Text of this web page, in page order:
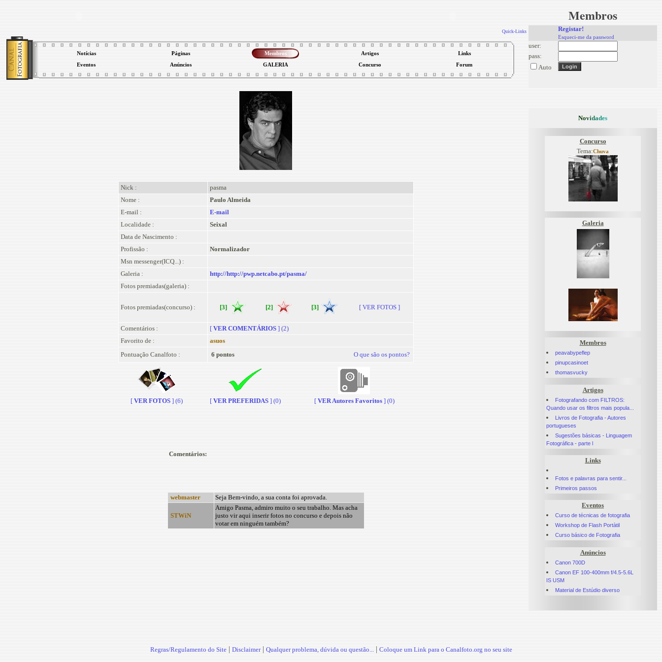
Quick-Links
Notícias Páginas Membros Artigos Links
Eventos Anúncios GALERIA Concurso Forum
Nick :
pasma
Nome :
Paulo Almeida
E-mail :
E-mail
Localidade :
Seixal
Data de Nascimento :
Profissão :
Normalizador
Msn messenger(ICQ...) :
Galeria :
http://http://pwp.netcabo.pt/pasma/
Fotos premiadas(galeria) :
Fotos premiadas(concurso) : [3] [2] [3] [ VER FOTOS ]
Comentários : [VER COMENTÁRIOS ] (2)
Favorito de :
asuos
Pontuação Canalfoto :
6 pontos O que são os pontos?
[VER FOTOS ] (6) [ VER PREFERIDAS ] (0) [VER Autores Favoritos ] (0)
Comentários:
webmaster Seja Bem-vindo, a sua conta foi aprovada.
STWiN
Amigo Pasma, admiro muito o seu trabalho. Mas acha
justo vir aqui inserir fotos no concurso e depois não
votar em ninguém também?
Membros
Registar!
Esqueci-me da password
user:
pass:
Auto
Novidades
Concurso
Tema:Chuva
Galeria
Membros
peavabypeflep
pinupcasinoet
thomasvucky
Artigos
Fotografando com FILTROS:
Quando usar os filtros mais popula...
Livros de Fotografia - Autores
portugueses
Sugestões básicas - Linguagem
Fotográfica - parte l
Links
Fotos e palavras para sentir...
Primeiros passos
Eventos
Curso de técnicas de fotografia
Workshop de Flash Portàtil
Curso básico de Fotografia
Anúncios
Canon 700D
Canon EF 100-400mm f/4.5-5.6L
IS USM
Material de Estúdio diverso
Regras/Regulamento do Site| Disclaimer| Qualquer problema, dúvida ou questão... | Coloque um Link para o Canalfoto.org no seu site